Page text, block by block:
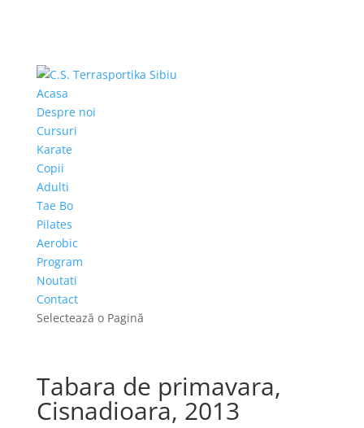
Acasa
Despre noi
Cursuri
Karate
Copii
Adulti
Tae Bo
Pilates
Aerobic
Program
Noutati
Contact
Selectează o Pagină
Tabara de primavara,
Cisnadioara, 2013